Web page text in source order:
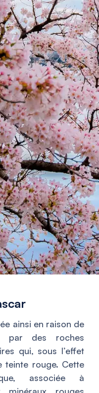
ainsi en raison de
par des roches
qui, sous l’effet
teinte rouge. Cette
associée à